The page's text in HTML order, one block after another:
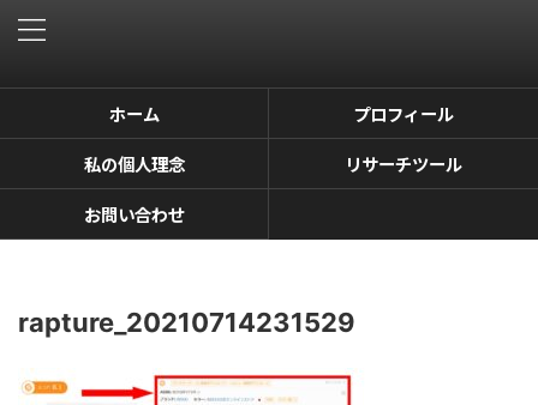
ホーム
プロフィール
私の個人理念
リサーチツール
お問い合わせ
rapture_20210714231529